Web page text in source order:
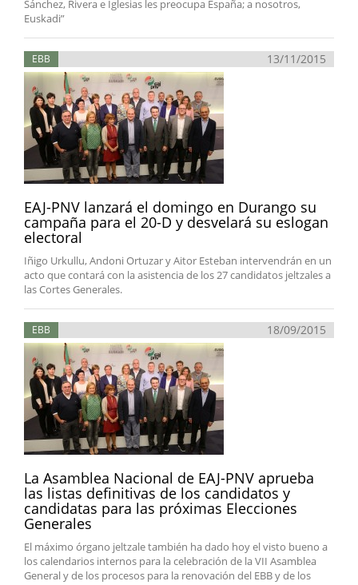
Sánchez, Rivera e Iglesias les preocupa España; a nosotros,
Euskadi”
EBB 13/11/2015
EAJ-PNV lanzará el domingo en Durango su
campaña para el 20-D y desvelará su eslogan
electoral
Iñigo Urkullu, Andoni Ortuzar y Aitor Esteban intervendrán en un
acto que contará con la asistencia de los 27 candidatos jeltzales a
las Cortes Generales.
EBB 18/09/2015
La Asamblea Nacional de EAJ-PNV aprueba
las listas definitivas de los candidatos y
candidatas para las próximas Elecciones
Generales
El máximo órgano jeltzale también ha dado hoy el visto bueno a
los calendarios internos para la celebración de la VII Asamblea
General y de los procesos para la renovación del EBB y de los